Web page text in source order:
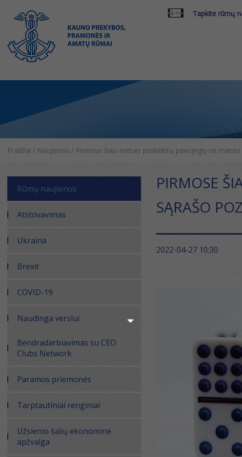
Tapkite rūmų
Pradžia / Naujienos / Pirmose šiais metais paskelbtų pavojingų ne
Rūmų naujienos
Atstovavimas
Ukraina
Brexit
COVID-19
Naudinga verslui
Bendradarbiavimas su CEO
Clubs Network
Paramos priemonės
Tarptautiniai renginiai
Užsienio šalių ekonominė
apžvalga
PIRMOSE
SĄRAŠO
2022-04-27 10:30